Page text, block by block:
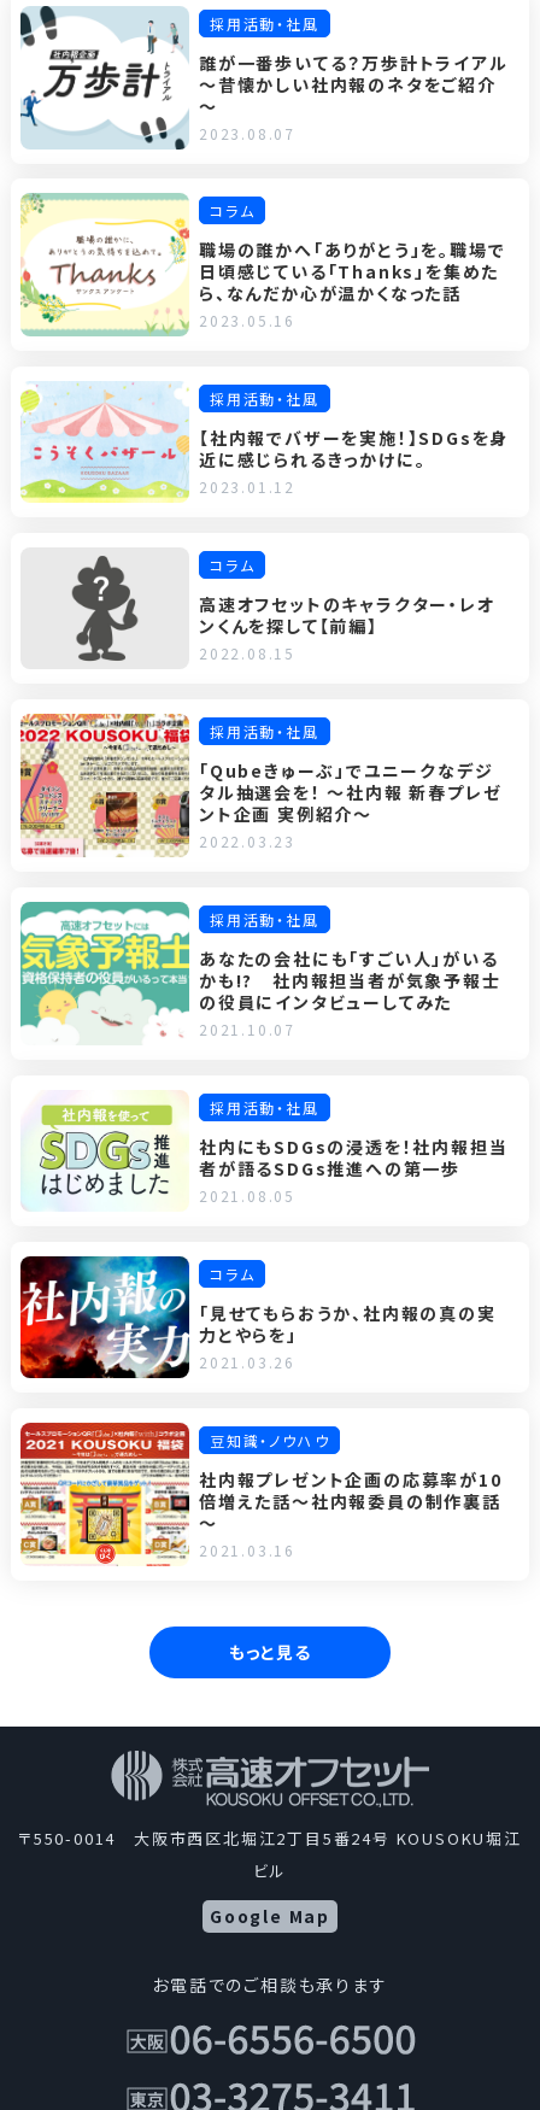
採用活動・社風
誰が一番歩いてる？万歩計トライアル
～昔懐かしい社内報のネタをご紹介
～
2023.08.07
コラム
職場の誰かへ「ありがとう」を。職場で
日頃感じている「Thanks」を集めた
ら、なんだか心が温かくなった話
2023.05.16
採用活動・社風
【社内報でバザーを実施！】SDGsを身
近に感じられるきっかけに。
2023.01.12
コラム
高速オフセットのキャラクター・レオ
ンくんを探して【前編】
2022.08.15
採用活動・社風
「Qubeきゅーぶ」でユニークなデジ
タル抽選会を！ ～社内報 新春プレゼ
ント企画 実例紹介～
2022.03.23
採用活動・社風
あなたの会社にも「すごい人」がいる
かも!? 社内報担当者が気象予報士
の役員にインタビューしてみた
2021.10.07
採用活動・社風
社内にもSDGsの浸透を！社内報担当
者が語るSDGs推進への第一歩
2021.08.05
コラム
「見せてもらおうか、社内報の真の実
力とやらを」
2021.03.26
豆知識・ノウハウ
社内報プレゼント企画の応募率が10
倍増えた話～社内報委員の制作裏話
～
2021.03.16
もっと見る
〒550-0014 大阪市西区北堀江2丁目5番24号 KOUSOKU堀江
ビル
Google Map
お電話でのご相談も承ります